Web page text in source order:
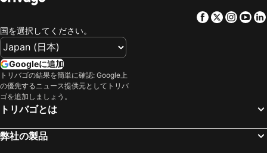
Hotel Rothaus Luzern & Peruvian Culinary Art
Holiday Inn Express Luzern - Kriens By Ihg
ホテル コンチネンタル パーク
Hotel Royal Luzern
Ambassador Self Check-in Hotel
Boutique Hotel KARL
Hotel Engelberg "mein Trail Hotel"
Hotel Restaurant Seehof
The Lubo - self check-in
Capsule Hotel - Lucerne TheLAB
Facebook
Twitter
国を選択してください。
Googleに追加
トリバゴの結果を簡単に確認: Google上
の優先するニュース提供元としてトリバ
ゴを追加しましょう。
トリバゴとは
弊社の製品